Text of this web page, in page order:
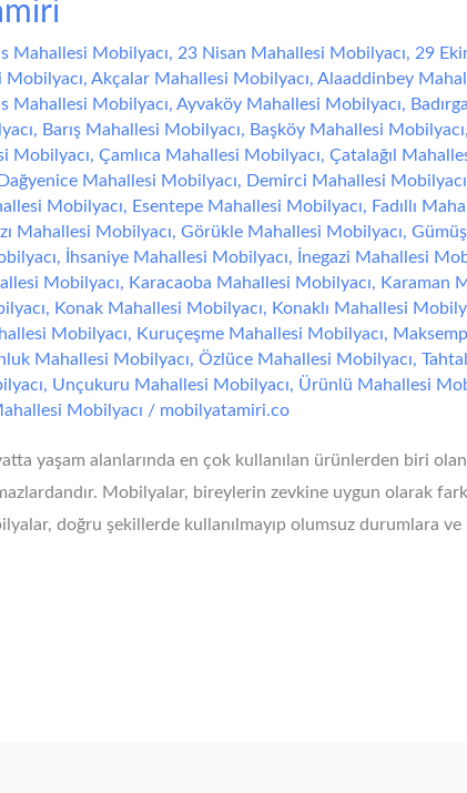
Mahallesi Mobilyacı, 23 Nisan Mahallesi Mobilyacı, 29
Mobilyacı, Akçalar Mahallesi Mobilyacı, Alaaddinbey
Mahallesi Mobilyacı, Ayvaköy Mahallesi Mobilyacı,
, Barış Mahallesi Mobilyacı, Başköy Mahallesi Mobilyacı,
Mobilyacı, Çamlıca Mahallesi Mobilyacı, Çatalağıl
Dağyenice Mahallesi Mobilyacı, Demirci Mahallesi Mobilyacı
Mobilyacı, Esentepe Mahallesi Mobilyacı, Fadıllı
Mahallesi Mobilyacı, Görükle Mahallesi Mobilyacı,
, İhsaniye Mahallesi Mobilyacı, İnegazi Mahallesi
Mobilyacı, Karacaoba Mahallesi Mobilyacı, Karaman
, Konak Mahallesi Mobilyacı, Konaklı Mahallesi
Mobilyacı, Kuruçeşme Mahallesi Mobilyacı,
Mahallesi Mobilyacı, Özlüce Mahallesi Mobilyacı,
, Unçukuru Mahallesi Mobilyacı, Ürünlü Mahallesi
Mobilyacı / mobilyatamiri.co
yaşam alanlarında en çok kullanılan ürünlerden biri
Mobilyalar, bireylerin zevkine uygun olarak
doğru şekillerde kullanılmayıp olumsuz durumlara